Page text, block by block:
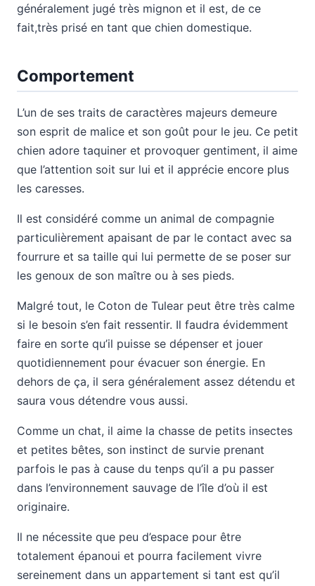
généralement jugé très mignon et il est, de ce
fait,très prisé en tant que chien domestique.
Comportement
L’un de ses traits de caractères majeurs demeure
son esprit de malice et son goût pour le jeu. Ce petit
chien adore taquiner et provoquer gentiment, il aime
que l’attention soit sur lui et il apprécie encore plus
les caresses.
Il est considéré comme un animal de compagnie
particulièrement apaisant de par le contact avec sa
fourrure et sa taille qui lui permette de se poser sur
les genoux de son maître ou à ses pieds.
Malgré tout, le Coton de Tulear peut être très calme
si le besoin s’en fait ressentir. Il faudra évidemment
faire en sorte qu’il puisse se dépenser et jouer
quotidiennement pour évacuer son énergie. En
dehors de ça, il sera généralement assez détendu et
saura vous détendre vous aussi.
Comme un chat, il aime la chasse de petits insectes
et petites bêtes, son instinct de survie prenant
parfois le pas à cause du tenps qu’il a pu passer
dans l’environnement sauvage de l’île d’où il est
originaire.
Il ne nécessite que peu d’espace pour être
totalement épanoui et pourra facilement vivre
sereinement dans un appartement si tant est qu’il